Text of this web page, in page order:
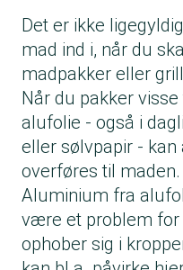
Det er ikke
mad ind i, når du
madpakker eller
Når du pakker
alufolie - også i
eller sølvpapir -
overføres til maden.
Aluminium fra
være et problem for
ophober sig i